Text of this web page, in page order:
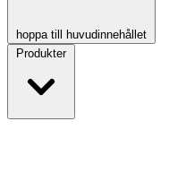
hoppa till huvudinnehållet
Produkter